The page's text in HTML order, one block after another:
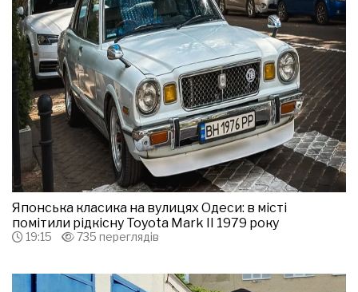
Японська класика на вулицях Одеси: в місті
помітили рідкісну Toyota Mark II 1979 року
19:15 735 переглядів